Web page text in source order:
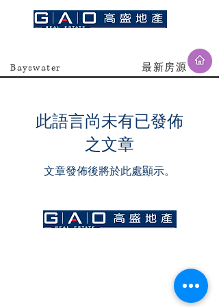
Bayswater ​最新房源
此語言尚未有已發佈
之文章
文章發佈後將於此處顯示。